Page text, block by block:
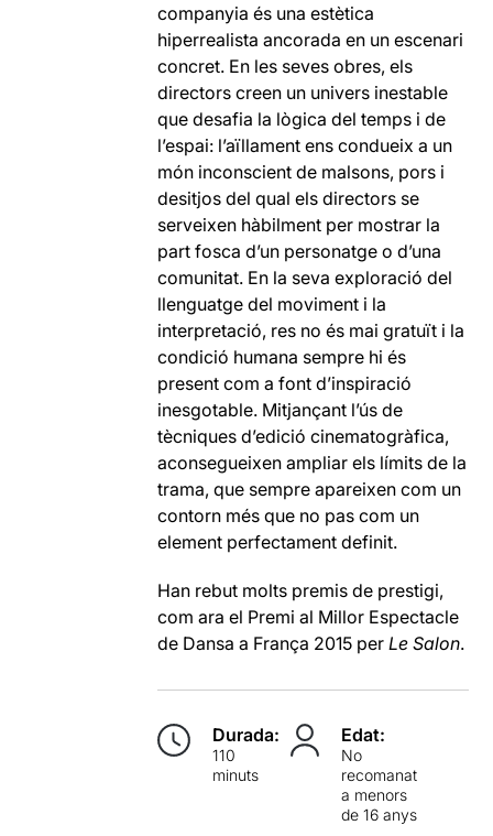
companyia és una estètica
hiperrealista ancorada en un escenari
concret. En les seves obres, els
directors creen un univers inestable
que desafia la lògica del temps i de
l’espai: l’aïllament ens condueix a un
món inconscient de malsons, pors i
desitjos del qual els directors se
serveixen hàbilment per mostrar la
part fosca d’un personatge o d’una
comunitat. En la seva exploració del
llenguatge del moviment i la
interpretació, res no és mai gratuït i la
condició humana sempre hi és
present com a font d’inspiració
inesgotable. Mitjançant l’ús de
tècniques d’edició cinematogràfica,
aconsegueixen ampliar els límits de la
trama, que sempre apareixen com un
contorn més que no pas com un
element perfectament definit.
Han rebut molts premis de prestigi,
com ara el Premi al Millor Espectacle
de Dansa a França 2015 perLe Salon.
Durada:
110
minuts
Edat:
No
recomanat
a menors
de 16 anys